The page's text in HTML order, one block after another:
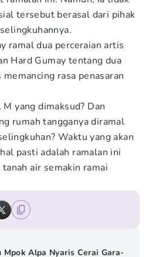
tersebut berasal dari pihak
ramal dua perceraian artis
Hard Gumay tentang dua
rasa penasaran
yang dimaksud? Dan
rumah tangganya diramal
Waktu yang akan
pasti adalah ramalan ini
air semakin ramai
Mpok Alpa Nyaris Cerai Gara-